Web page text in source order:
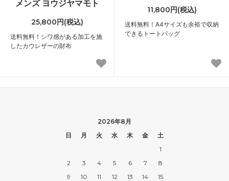
メンズ ヨウジヤマモト
25,800円(税込)
送料無料！シワ感がある加工を施
したカウレザーの財布
11,800円(税込)
送料無料！A4サイズも余裕で収納
できるトートバッグ
2026年8月
日
月 火 水 木 金
土
1
2
3 4 5 6 7
8
9
10 11 12 13 14
15